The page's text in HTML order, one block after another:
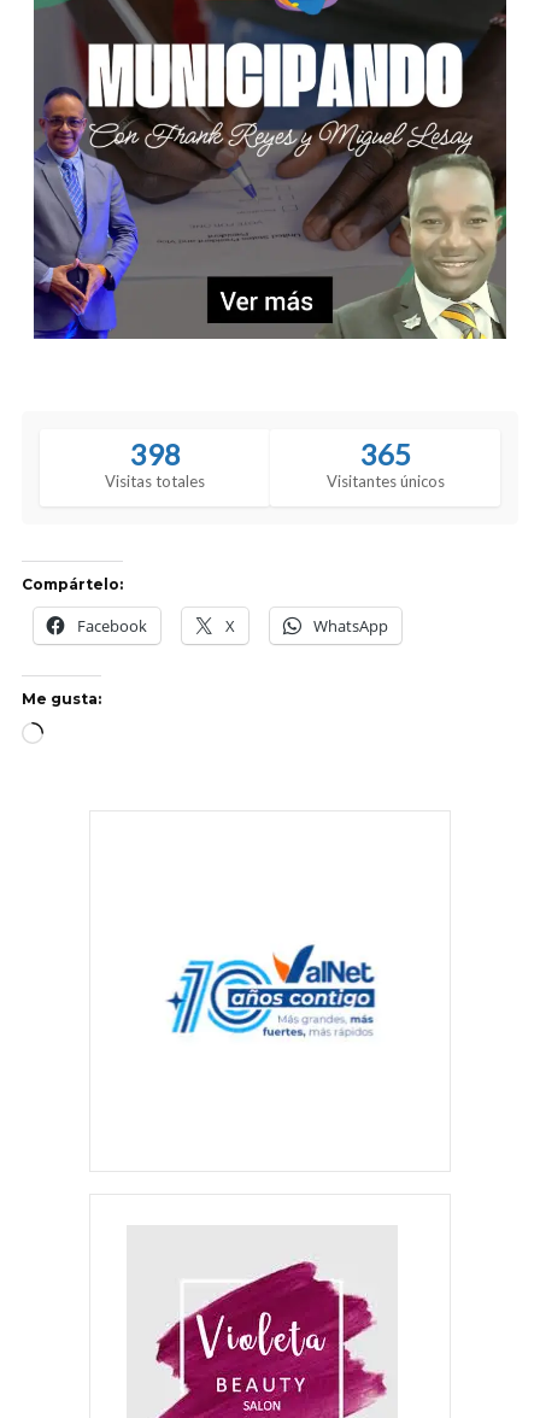
398
Visitas totales
365
Visitantes únicos
Compártelo:
Facebook X WhatsApp
Me gusta: